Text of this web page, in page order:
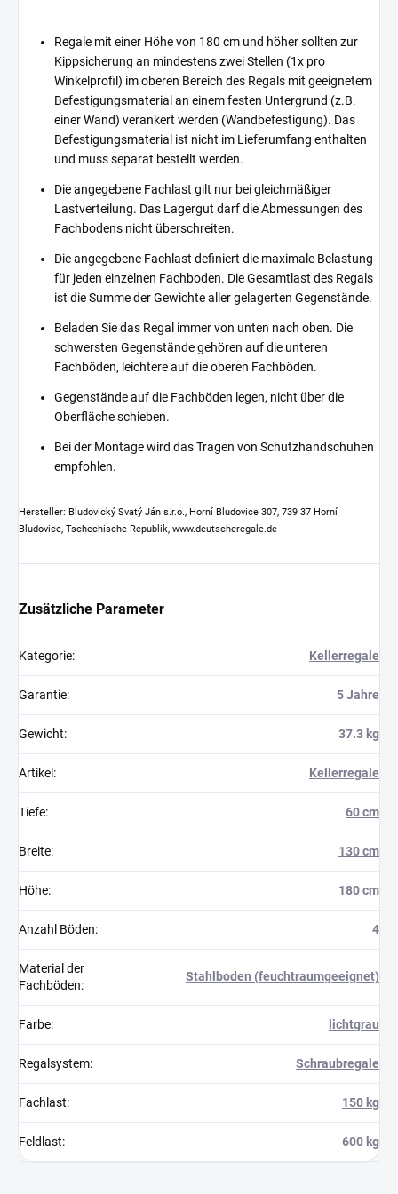
Regale mit einer Höhe von 180 cm und höher sollten zur
Kippsicherung an mindestens zwei Stellen (1x pro
Winkelprofil) im oberen Bereich des Regals mit geeignetem
Befestigungsmaterial an einem festen Untergrund (z.B.
einer Wand) verankert werden (Wandbefestigung). Das
Befestigungsmaterial ist nicht im Lieferumfang enthalten
und muss separat bestellt werden.
Die angegebene Fachlast gilt nur bei gleichmäßiger
Lastverteilung. Das Lagergut darf die Abmessungen des
Fachbodens nicht überschreiten.
Die angegebene Fachlast definiert die maximale Belastung
für jeden einzelnen Fachboden. Die Gesamtlast des Regals
ist die Summe der Gewichte aller gelagerten Gegenstände.
Beladen Sie das Regal immer von unten nach oben. Die
schwersten Gegenstände gehören auf die unteren
Fachböden, leichtere auf die oberen Fachböden.
Gegenstände auf die Fachböden legen, nicht über die
Oberfläche schieben.
Bei der Montage wird das Tragen von Schutzhandschuhen
empfohlen.
Hersteller: Bludovický Svatý Ján s.r.o., Horní Bludovice 307, 739 37 Horní
Bludovice, Tschechische Republik, www.deutscheregale.de
Zusätzliche Parameter
Kategorie: Kellerregale
Garantie: 5 Jahre
Gewicht: 37.3 kg
Artikel : Kellerregale
Tiefe: 60 cm
Breite: 130 cm
Höhe: 180 cm
Anzahl Böden: 4
Material der
Fachböden:
Stahlboden (feuchtraumgeeignet)
Farbe: lichtgrau
Regalsystem: Schraubregale
Fachlast: 150 kg
Feldlast: 600 kg